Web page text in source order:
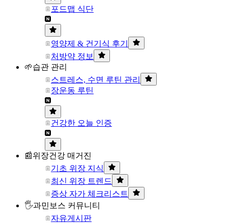
포드맵 식단
영양제 & 건기식 후기
처방약 정보
🌱습관 관리
스트레스, 수면 루틴 관리
장운동 루틴
건강한 오늘 인증
📰위장건강 매거진
기초 위장 지식
최신 위장 트렌드
증상 자가 체크리스트
🖐과민보스 커뮤니티
자유게시판